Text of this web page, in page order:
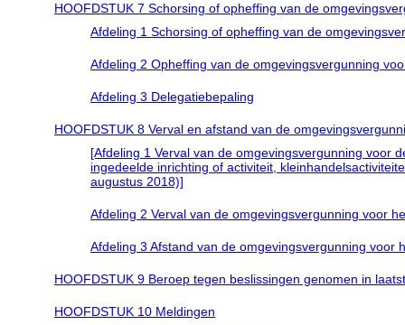
HOOFDSTUK 7 Schorsing of opheffing van de
Afdeling 1 Schorsing of opheffing van de
Afdeling 2 Opheffing van de omgevingsvergunning
Afdeling 3 Delegatiebepaling
HOOFDSTUK 8 Verval en afstand van de
[Afdeling 1 Verval van de omgevingsvergunning voor
ingedeelde inrichting of activiteit,
augustus 2018)]
Afdeling 2 Verval van de omgevingsvergunning voor
Afdeling 3 Afstand van de omgevingsvergunning voor
HOOFDSTUK 9 Beroep tegen beslissingen genomen in
HOOFDSTUK 10 Meldingen